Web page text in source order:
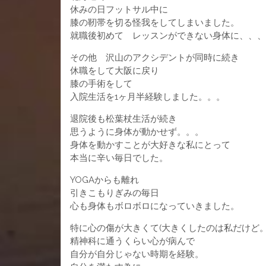
休みの日フットサル中に
膝の靭帯を切る怪我をしてしまいました。
就職後初めて レッスンができない身体に、、、
その他 沢山のアクシデントが同時に続き
休職をして大阪に戻り
膝の手術をして
入院生活を1ヶ月半経験しました。。。
退院後も松葉杖生活が続き
思うように身体が動かせず。。。
身体を動かすことが大好きな私にとって
本当に辛い毎日でした。
YOGAからも離れ
引きこもりぎみの毎日
心も身体もボロボロになっていきました。
特に心の傷が大きくて(大きくしたのは私だけど
精神科に通うくらい心が病んで
自分が自分じゃない時期を経験。